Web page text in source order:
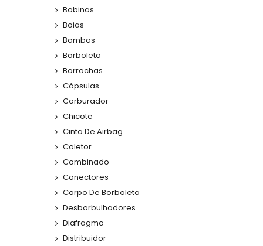
Bobinas
Boias
Bombas
Borboleta
Borrachas
Cápsulas
Carburador
Chicote
Cinta De Airbag
Coletor
Combinado
Conectores
Corpo De Borboleta
Desborbulhadores
Diafragma
Distribuidor